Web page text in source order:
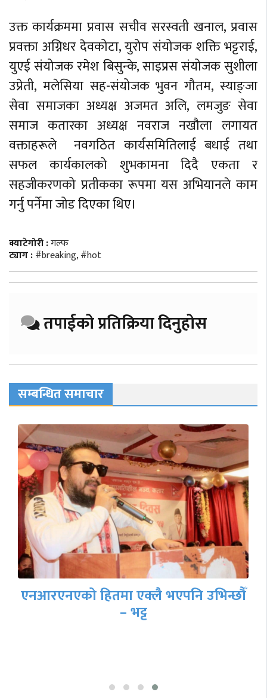
उक्त कार्यक्रममा प्रवास सचीव सरस्वती खनाल, प्रवास
प्रवक्ता अग्निधर देवकोटा, युरोप संयोजक शक्ति भट्टराई,
युएई संयोजक रमेश बिसुन्के, साइप्रस संयोजक सुशीला
उप्रेती, मलेसिया सह-संयोजक भुवन गौतम, स्याङ्जा
सेवा समाजका अध्यक्ष अजमत अलि, लमजुङ सेवा
समाज कतारका अध्यक्ष नवराज नखौला लगायत
वक्ताहरूले नवगठित कार्यसमितिलाई बधाई तथा
सफल कार्यकालको शुभकामना दिदै एकता र
सहजीकरणको प्रतीकका रूपमा यस अभियानले काम
गर्नु पर्नेमा जोड दिएका थिए।
क्याटेगोरी :गल्फ
ट्याग :#breaking,#hot
तपाईको प्रतिक्रिया दिनुहोस
सम्बन्धित समाचार
एनआरएनएको हितमा एक्लै भएपनि उभिन्छौँ
– भट्ट